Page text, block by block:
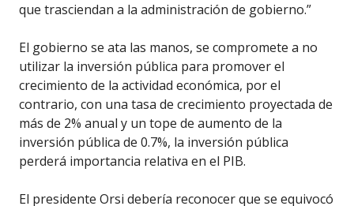
que trasciendan a la administración de gobierno.”
El gobierno se ata las manos, se compromete a no
utilizar la inversión pública para promover el
crecimiento de la actividad económica, por el
contrario, con una tasa de crecimiento proyectada de
más de 2% anual y un tope de aumento de la
inversión pública de 0.7%, la inversión pública
perderá importancia relativa en el PIB.
El presidente Orsi debería reconocer que se equivocó